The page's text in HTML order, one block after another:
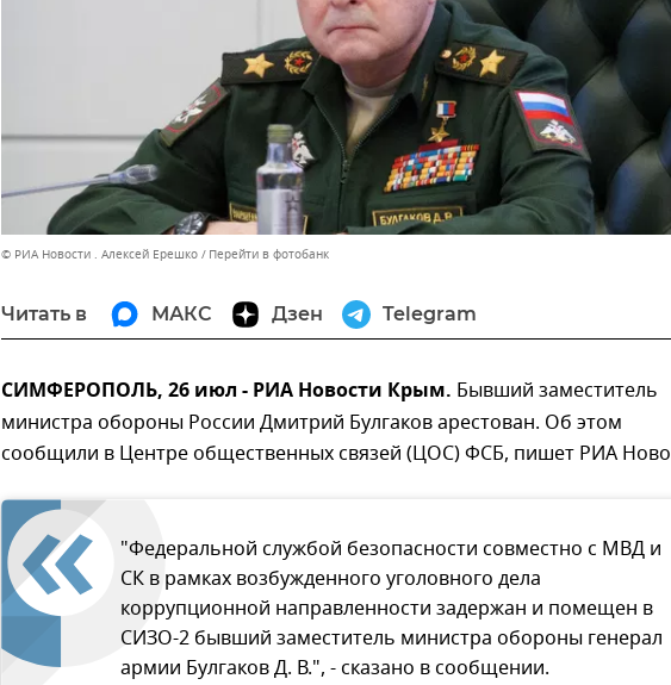
© РИА Новости . Алексей Ерешко Перейти в фотобанк
Читать в МАКС Дзен Telegram
СИМФЕРОПОЛЬ, 26 июл - РИА Новости Крым. Бывший заместитель
министра обороны России Дмитрий Булгаков арестован. Об этом
сообщили в Центре общественных связей (ЦОС) ФСБ, пишет РИА
"Федеральной службой безопасности совместно с МВД и
СК в рамках возбужденного уголовного дела
коррупционной направленности задержан и помещен в
СИЗО-2 бывший заместитель министра обороны генерал
армии Булгаков Д. В.", - сказано в сообщении.